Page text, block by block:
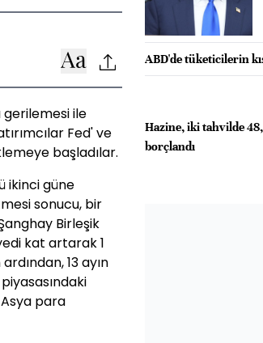
gerilemesi ile
Fed' ve
başladılar.
ikinci güne
sonucu, bir
Birleşik
kat artarak 1
13 ayın
Asya para
ABD'de tüketicilerin
Hazine, iki tahvilde
borçlandı